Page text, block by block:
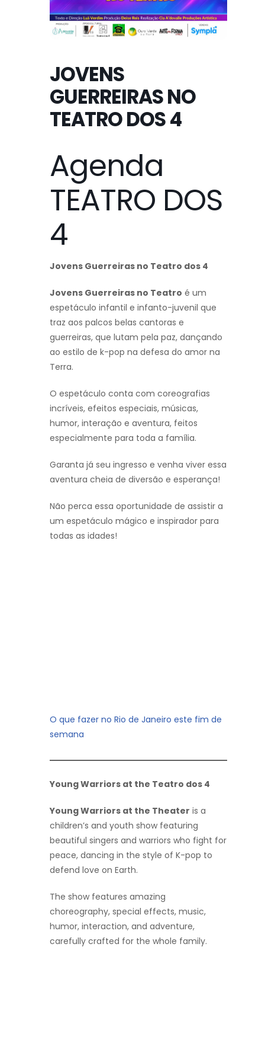
JOVENS
GUERREIRAS NO
TEATRO DOS 4
Agenda
TEATRO DOS
4
Jovens Guerreiras no Teatro dos 4
Jovens Guerreiras no Teatro é um
espetáculo infantil e infanto-juvenil que
traz aos palcos belas cantoras e
guerreiras, que lutam pela paz, dançando
ao estilo de k-pop na defesa do amor na
Terra.
O espetáculo conta com coreografias
incríveis, efeitos especiais, músicas,
humor, interação e aventura, feitos
especialmente para toda a família.
Garanta já seu ingresso e venha viver essa
aventura cheia de diversão e esperança!
Não perca essa oportunidade de assistir a
um espetáculo mágico e inspirador para
todas as idades!
O que fazer no Rio de Janeiro este fim de
semana
Young Warriors at the Teatro dos 4
Young Warriors at the Theater is a
children’s and youth show featuring
beautiful singers and warriors who fight for
peace, dancing in the style of K-pop to
defend love on Earth.
The show features amazing
choreography, special effects, music,
humor, interaction, and adventure,
carefully crafted for the whole family.